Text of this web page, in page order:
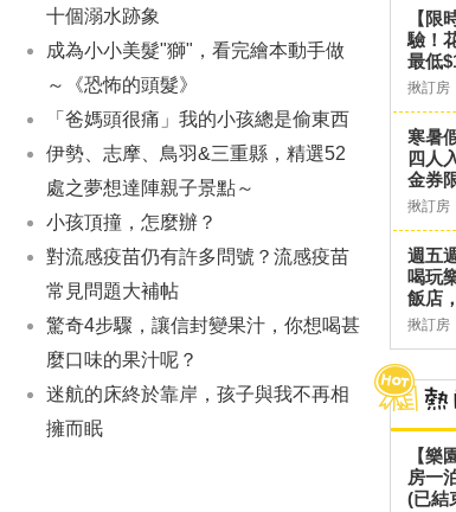
十個溺水跡象
成為小小美髮"獅"，看完繪本動手做
～《恐怖的頭髮》
「爸媽頭很痛」我的小孩總是偷東西
伊勢、志摩、鳥羽&三重縣，精選52
處之夢想達陣親子景點～
小孩頂撞，怎麼辦？
對流感疫苗仍有許多問號？流感疫苗
常見問題大補帖
驚奇4步驟，讓信封變果汁，你想喝甚
麼口味的果汁呢？
迷航的床終於靠岸，孩子與我不再相
擁而眠
【限
驗！
最低
揪訂房
寒暑
四人
金券
揪訂房
週五
喝玩
飯店
揪訂房
【樂
房一
(已結